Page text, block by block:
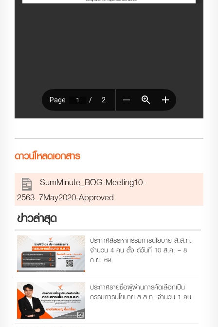
ดาวน์โหลดเอกสาร
SumMinute_BOG-Meeting10-
2563_7May2020-Approved
ข่าวล่าสุด
ประกาศสรรหากรรมการนโยบาย ส.ส.ท.
จำนวน 4 คน ตั้งแต่วันที่ 10 ส.ค. – 8
ก.ย. 69
ประกาศรายชื่อผู้ผ่านการคัดเลือกเป็น
กรรมการนโยบาย ส.ส.ท. จำนวน 1 คน